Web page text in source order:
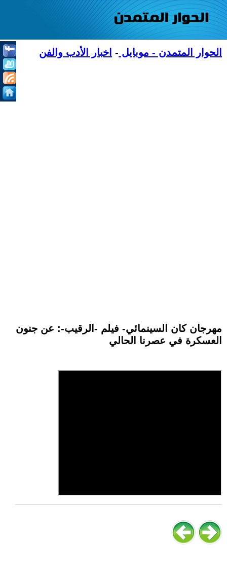
الحوار المتمدن - موبايل - اخبار الأدب والفن
مهرجان كان السينمائي- فيلم -الرقيب-: عن جنون
العسكرة في عصرنا الحالي